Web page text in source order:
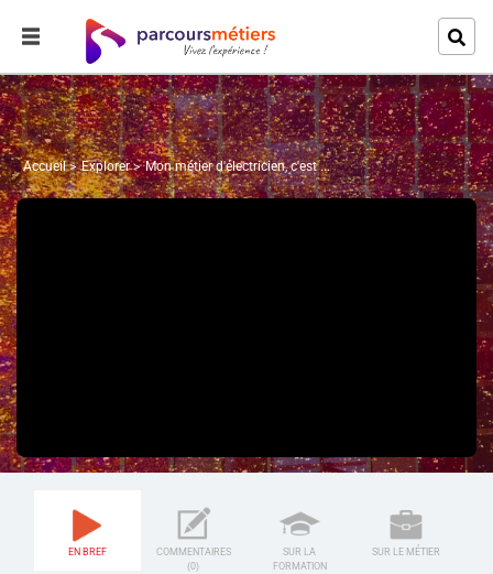
Accueil Explorer Mon métier d'électricien, c'est ...
EN BREF
COMMENTAIRES
(0)
SUR LA
FORMATION
SUR LE MÉTIER